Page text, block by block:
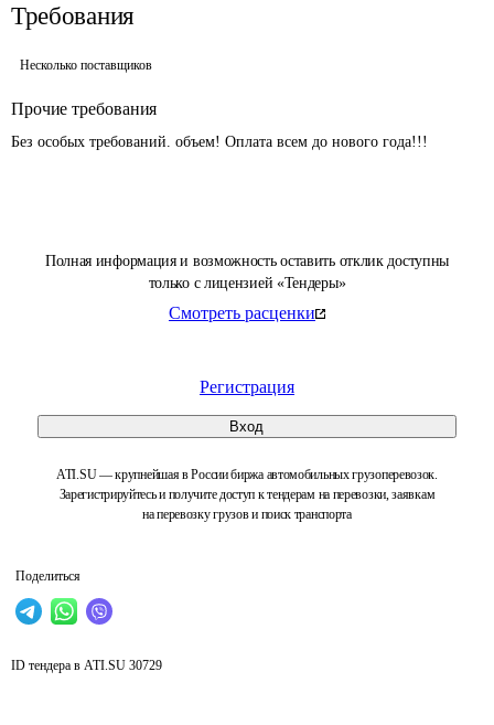
Полная информация и возможность оставить отклик доступны
только с лицензией «Тендеры»
Смотреть расценки
Регистрация
Вход
ATI.SU — крупнейшая в России биржа автомобильных грузоперевозок.
Зарегистрируйтесь и получите доступ к тендерам на перевозки, заявкам
на перевозку грузов и поиск транспорта
Поделиться
Требования
Несколько поставщиков
Прочие требования
Без особых требований. объем! Оплата всем до нового года!!!
ID тендера в ATI.SU 30729